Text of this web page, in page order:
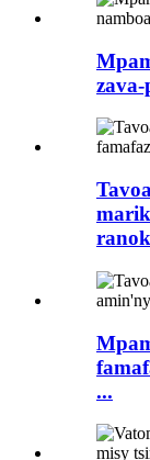
...